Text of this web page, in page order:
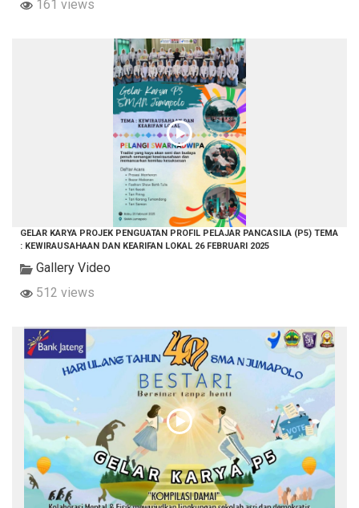
161 views
GELAR KARYA PROJEK PENGUATAN PROFIL PELAJAR PANCASILA (P5) TEMA
: KEWIRAUSAHAAN DAN KEARIFAN LOKAL 26 FEBRUARI 2025
Gallery Video
512 views